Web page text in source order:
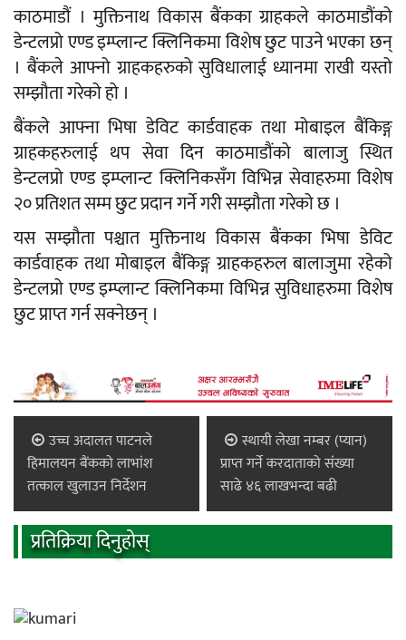
काठमाडौं । मुक्तिनाथ विकास बैंकका ग्राहकले काठमाडौंको
डेन्टलप्रो एण्ड इम्प्लान्ट क्लिनिकमा विशेष छुट पाउने भएका छन्
। बैंकले आफ्नो ग्राहकहरुको सुविधालाई ध्यानमा राखी यस्तो
सम्झौता गरेको हो ।
बैंकले आफ्ना भिषा डेविट कार्डवाहक तथा मोबाइल बैंकिङ्ग
ग्राहकहरुलाई थप सेवा दिन काठमाडौंको बालाजु स्थित
डेन्टलप्रो एण्ड इम्प्लान्ट क्लिनिकसँग विभिन्न सेवाहरुमा विशेष
२० प्रतिशत सम्म छुट प्रदान गर्ने गरी सम्झौता गरेको छ ।
यस सम्झौता पश्चात मुक्तिनाथ विकास बैंकका भिषा डेविट
कार्डवाहक तथा मोबाइल बैंकिङ्ग ग्राहकहरुल बालाजुमा रहेको
डेन्टलप्रो एण्ड इम्प्लान्ट क्लिनिकमा विभिन्न सुविधाहरुमा विशेष
छुट प्राप्त गर्न सक्नेछन् ।
उच्च अदालत पाटनले
हिमालयन बैंकको लाभांश
तत्काल खुलाउन निर्देशन
स्थायी लेखा नम्बर (प्यान)
प्राप्त गर्ने करदाताको संंख्या
साढे ४६ लाखभन्दा बढी
प्रतिक्रिया दिनुहोस्